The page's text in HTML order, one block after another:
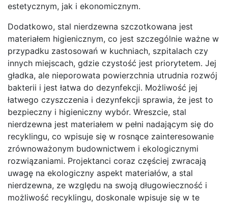
estetycznym, jak i ekonomicznym.
Dodatkowo, stal nierdzewna szczotkowana jest
materiałem higienicznym, co jest szczególnie ważne w
przypadku zastosowań w kuchniach, szpitalach czy
innych miejscach, gdzie czystość jest priorytetem. Jej
gładka, ale nieporowata powierzchnia utrudnia rozwój
bakterii i jest łatwa do dezynfekcji. Możliwość jej
łatwego czyszczenia i dezynfekcji sprawia, że jest to
bezpieczny i higieniczny wybór. Wreszcie, stal
nierdzewna jest materiałem w pełni nadającym się do
recyklingu, co wpisuje się w rosnące zainteresowanie
zrównoważonym budownictwem i ekologicznymi
rozwiązaniami. Projektanci coraz częściej zwracają
uwagę na ekologiczny aspekt materiałów, a stal
nierdzewna, ze względu na swoją długowieczność i
możliwość recyklingu, doskonale wpisuje się w te